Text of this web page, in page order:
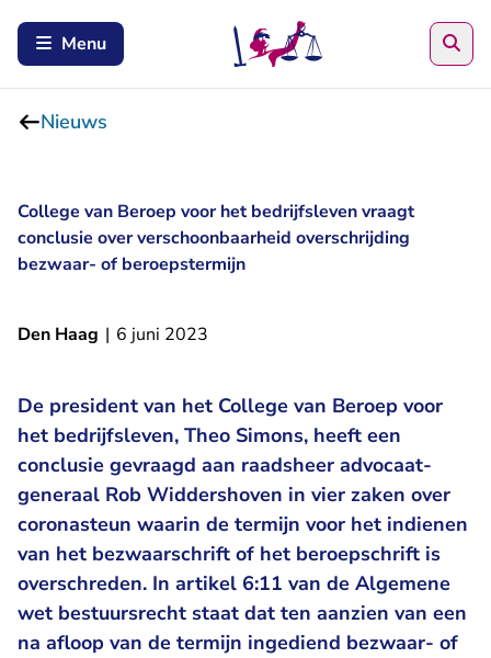
Menu
Nieuws
College van Beroep voor het bedrijfsleven vraagt
conclusie over verschoonbaarheid overschrijding
bezwaar- of beroepstermijn
Den Haag | 6 juni 2023
De president van het College van Beroep voor
het bedrijfsleven, Theo Simons, heeft een
conclusie gevraagd aan raadsheer advocaat-
generaal Rob Widdershoven in vier zaken over
coronasteun waarin de termijn voor het indienen
van het bezwaarschrift of het beroepschrift is
overschreden. In artikel 6:11 van de Algemene
wet bestuursrecht staat dat ten aanzien van een
na afloop van de termijn ingediend bezwaar- of